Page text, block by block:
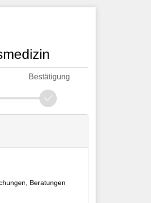
Bestätigung
Beratungen